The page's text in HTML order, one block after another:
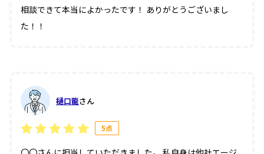
相談できて本当によかったです！ ありがとうございまし
た！！
樋口龍さん
5点